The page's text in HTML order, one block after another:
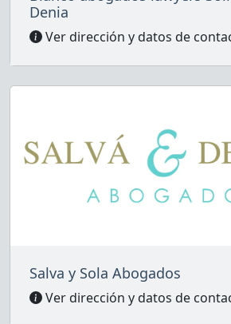
Denia
Ver dirección y datos de
Salva y Sola Abogados
Ver dirección y datos de